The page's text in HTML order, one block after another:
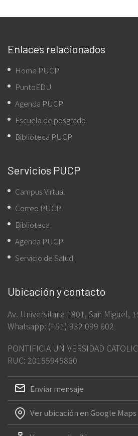
Enlaces relacionados
Home PUCP
PuntoEDU
Agenda PUCP
Escuela de posgrado
Biblioteca PUCP
Servicios PUCP
Campus Virtual
Correo PUCP
Biblioteca
Agenda PUCP
Servicio de Salud
Ubicación y contacto
Av. Universitaria 1801, San Miguel,
Whatsapp: (+51) 932 099 602
PONTIFICIA UNIVERSIDAD
RUC: 20155945860
Enviar mensaje
Ver ubicación en Google Maps